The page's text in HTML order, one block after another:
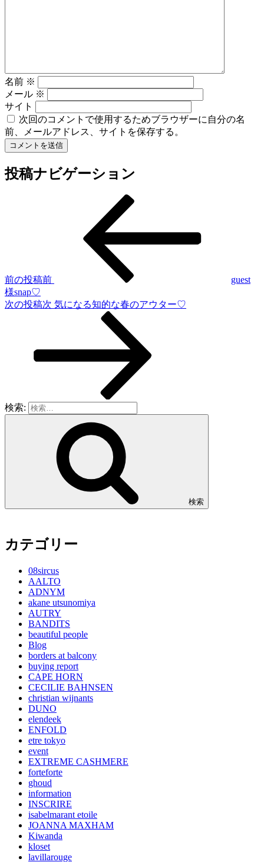
名前 ※
メール ※
サイト
次回のコメントで使用するためブラウザーに自分の名
前、メールアドレス、サイトを保存する。
投稿ナビゲーション
前の投稿前
guest
様snap♡
次の投稿次 気になる知的な春のアウター♡
検索:
検索
カテゴリー
08sircus
AALTO
ADNYM
akane utsunomiya
AUTRY
BANDITS
beautiful people
Blog
borders at balcony
buying report
CAPE HORN
CECILIE BAHNSEN
christian wijnants
DUNO
elendeek
ENFOLD
etre tokyo
event
EXTREME CASHMERE
forteforte
ghoud
information
INSCRIRE
isabelmarant etoile
JOANNA MAXHAM
Kiwanda
kloset
lavillarouge